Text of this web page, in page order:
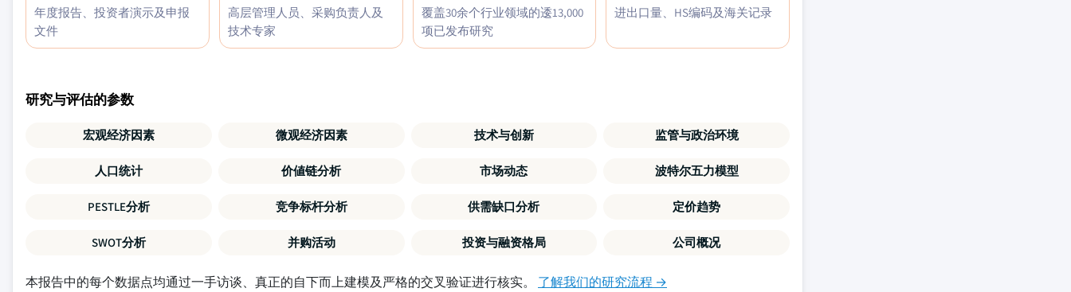
年度报告、投资者演示及申报
文件
高层管理人员、采购负责人及
技术专家
覆盖30余个行业领域的逶13,000
项已发布研究
进出口量、HS编码及海关记录
研究与评估的参数
宏观经济因素 微观经济因素 技术与创新 监管与政治环境
人口统计 价値链分析 市场动态 波特尔五力模型
PESTLE分析 竞争标杆分析 供需缺口分析 定价趋势
SWOT分析 并购活动 投资与融资格局 公司概况
本报告中的每个数据点均通过一手访谈、真正的自下而上建模及严格的交叉验证进行核实。 了解我们的研究流程 →